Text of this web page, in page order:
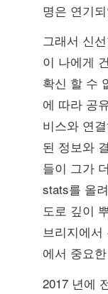
명은 연기
그래서 신
이 나에게
확신 할 수
에 따라 공
비스와 연
된 정보와
들이 그가
stats를 올
도로 깊이
브리지에
에서 중요
2017 년에